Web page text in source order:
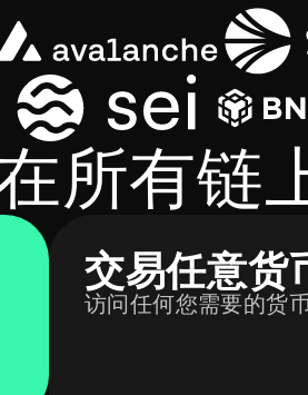
所有链
交易任意货
访问任何您需要的货